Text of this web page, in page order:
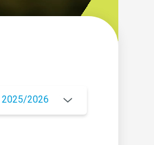
2025/2026